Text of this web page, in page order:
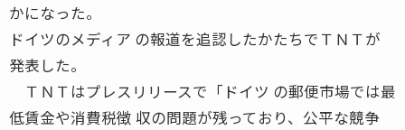
かになった。
ドイツのメディア の報道を追認したかたちでＴＮＴが
発表した。
ＴＮＴはプレスリリースで「ドイツ の郵便市場では最
低賃金や消費税徴 収の問題が残っており、公平な競争